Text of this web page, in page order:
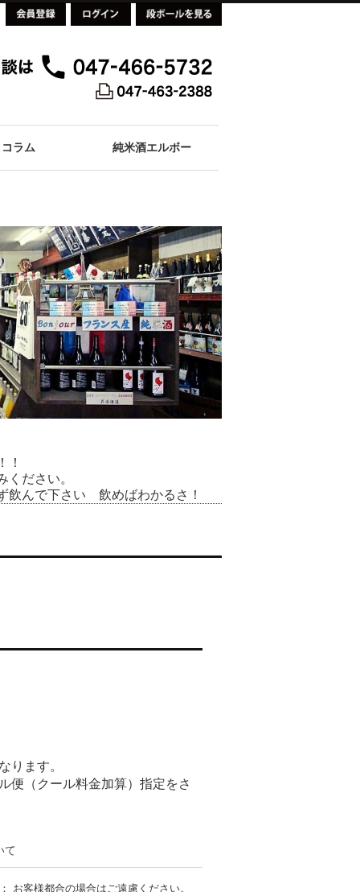
コラム 純米酒エルボー
！
ださい。
飲んで下さい 飲めばわかるさ！
ります。
便（クール料金加算）指定をさ
て
お客様都合の場合はご遠慮ください。